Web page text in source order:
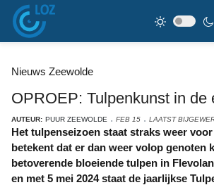
Nieuws Zeewolde
OPROEP: Tulpenkunst in de
AUTEUR: PUUR ZEEWOLDE FEB 15 LAATST
Het tulpenseizoen staat straks weer voor de deur en dat
betekent dat er dan weer volop genoten
betoverende bloeiende tulpen in
en met 5 mei 2024 staat de jaarlijkse